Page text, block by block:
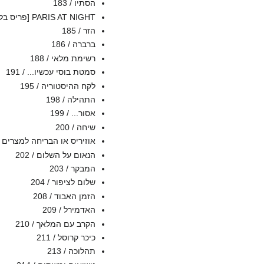
הסתיו / 183
PARIS AT NIGHT [פריס בלילה] / 184
הזר / 185
ברברה / 186
רשימת מלאי / 188
סמטת בוסי עכשיו... / 191
לקח ההיסטוריה / 195
התהילה / 198
אסור... / 199
שיחה / 200
אוזיריס או הבריחה למצרים /
הנאום על השלום / 202
המבקר / 203
שלום לציפור / 204
הזמן האבוד / 208
האדמירל / 209
הקרב עם המלאך / 210
כיכר קרוסל / 211
תהלוכה / 213